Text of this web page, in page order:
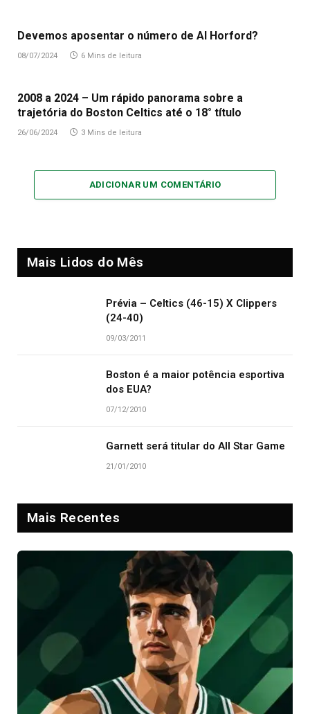
Devemos aposentar o número de Al Horford?
08/07/2024 6 Mins de leitura
2008 a 2024 – Um rápido panorama sobre a
trajetória do Boston Celtics até o 18° título
26/06/2024 3 Mins de leitura
ADICIONAR UM COMENTÁRIO
Mais Lidos do Mês
Prévia – Celtics (46-15) X Clippers
(24-40)
09/03/2011
Boston é a maior potência esportiva
dos EUA?
07/12/2010
Garnett será titular do All Star Game
21/01/2010
Mais Recentes